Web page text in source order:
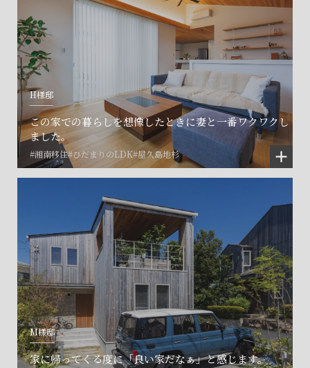
H様邸
この家での暮らしを想像したときに妻と一番ワクワクし
ました。
#湘南移住#ひだまりのLDK#屋久島地杉
M様邸
家に帰ってくる度に「良い家だなぁ」と感じます。